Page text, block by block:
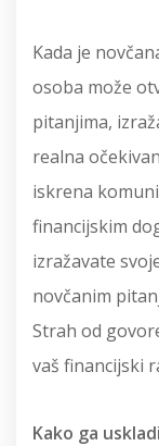
Kada je
osoba može
pitanjima,
realna
iskrena
financijskim
izražavate
novčanim
Strah od
vaš financijski
Kako ga